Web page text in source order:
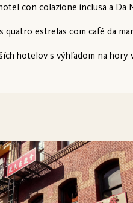
con colazione inclusa a Da
quatro estrelas com café da
hotelov s výhľadom na hory